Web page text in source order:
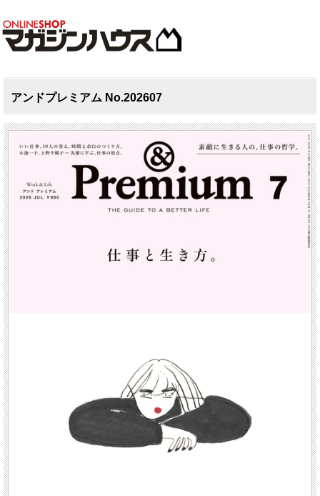
アンドプレミアム No.202607